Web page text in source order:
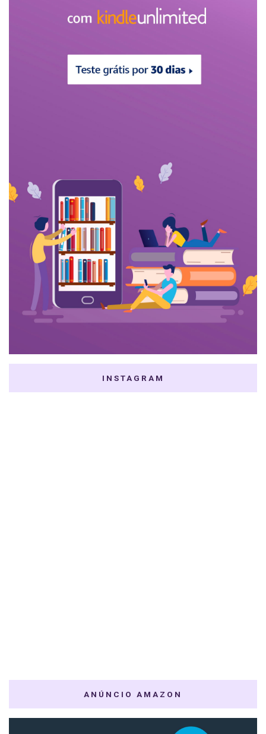
INSTAGRAM
ANÚNCIO AMAZON